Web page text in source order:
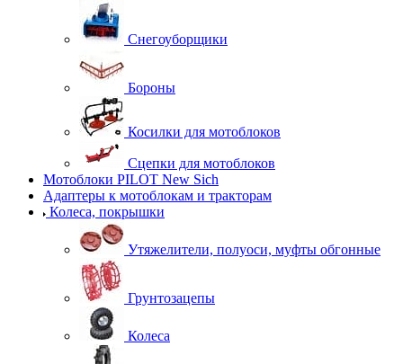
Снегоуборщики
Бороны
Косилки для мотоблоков
Сцепки для мотоблоков
Мотоблоки PILOT New Sich
Адаптеры к мотоблокам и тракторам
Колеса, покрышки
Утяжелители, полуоси, муфты обгонные
Грунтозацепы
Колеса